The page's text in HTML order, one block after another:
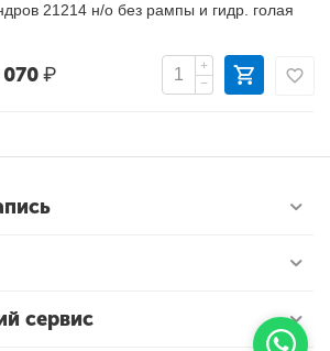
21214 н/о без рампы и гидр. голая
₽
+
−
сервис